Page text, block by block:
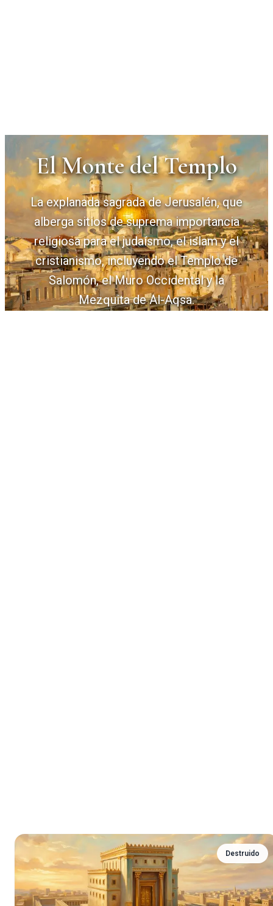
El Monte del Templo
La explanada sagrada de Jerusalén, que
alberga sitios de suprema importancia
religiosa para el judaísmo, el islam y el
cristianismo, incluyendo el Templo de
Salomón, el Muro Occidental y la
Mezquita de Al-Aqsa.
Destruido